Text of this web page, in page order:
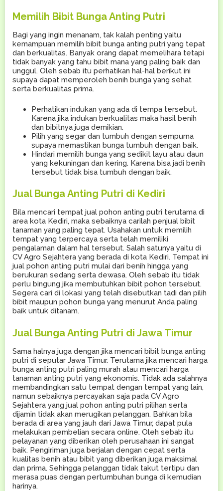
Memilih Bibit Bunga Anting Putri
Bagi yang ingin menanam, tak kalah penting yaitu
kemampuan memilih bibit bunga anting putri yang tepat
dan berkualitas. Banyak orang dapat memelihara tetapi
tidak banyak yang tahu bibit mana yang paling baik dan
unggul. Oleh sebab itu perhatikan hal-hal berikut ini
supaya dapat memperoleh benih bunga yang sehat
serta berkualitas prima.
Perhatikan indukan yang ada di tempa tersebut.
Karena jika indukan berkualitas maka hasil benih
dan bibitnya juga demikian.
Pilih yang segar dan tumbuh dengan sempurna
supaya memastikan bunga tumbuh dengan baik.
Hindari memilih bunga yang sedikit layu atau daun
yang kekuningan dan kering. Karena bisa jadi benih
tersebut tidak bisa tumbuh dengan baik.
Jual Bunga Anting Putri di Kediri
Bila mencari tempat jual pohon anting putri terutama di
area kota Kediri, maka sebaiknya carilah penjual bibit
tanaman yang paling tepat. Usahakan untuk memilih
tempat yang terpercaya serta telah memiliki
pengalaman dalam hal tersebut. Salah satunya yaitu di
CV Agro Sejahtera yang berada di kota Kediri. Tempat ini
jual pohon anting putri mulai dari benih hingga yang
berukuran sedang serta dewasa. Oleh sebab itu tidak
perlu bingung jika membutuhkan bibit pohon tersebut.
Segera cari di lokasi yang telah disebutkan tadi dan pilih
bibit maupun pohon bunga yang menurut Anda paling
baik untuk ditanam.
Jual Bunga Anting Putri di Jawa Timur
Sama halnya juga dengan jika mencari bibit bunga anting
putri di seputar Jawa Timur. Terutama jika mencari harga
bunga anting putri paling murah atau mencari harga
tanaman anting putri yang ekonomis. Tidak ada salahnya
membandingkan satu tempat dengan tempat yang lain,
namun sebaiknya percayakan saja pada CV Agro
Sejahtera yang jual pohon anting putri pilihan serta
dijamin tidak akan merugikan pelanggan. Bahkan bila
berada di area yang jauh dari Jawa Timur, dapat pula
melakukan pembelian secara online. Oleh sebab itu
pelayanan yang diberikan oleh perusahaan ini sangat
baik. Pengiriman juga berjalan dengan cepat serta
kualitas benih atau bibit yang diberikan juga maksimal
dan prima. Sehingga pelanggan tidak takut tertipu dan
merasa puas dengan pertumbuhan bunga di kemudian
harinya.